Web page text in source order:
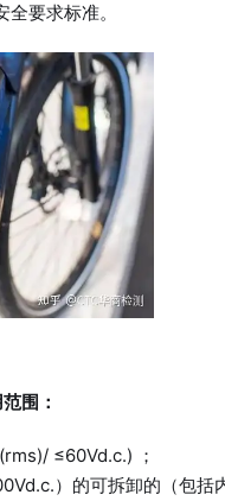
要求标准。
围：
≤60Vd.c.) ；
）的可拆卸的（包括